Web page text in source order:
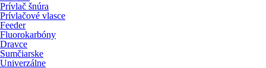
Prívlač šnúra
Prívlačové vlasce
Feeder
Fluorokarbóny
Dravce
Sumčiarske
Univerzálne